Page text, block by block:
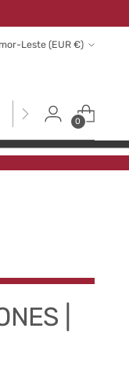
Timor-Leste (EUR €)
FABRICS
0
|